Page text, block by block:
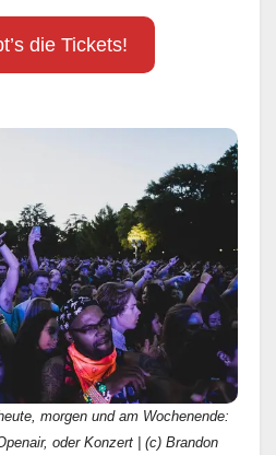
die Tickets!
morgen und am Wochenende:
oder Konzert | (c) Brandon